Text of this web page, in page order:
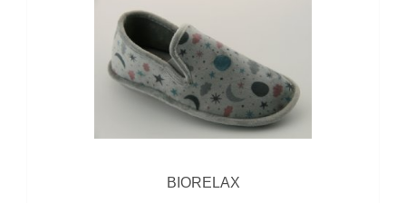
BIORELAX